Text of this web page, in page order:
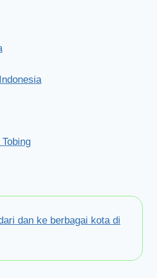
dan ke berbagai kota di